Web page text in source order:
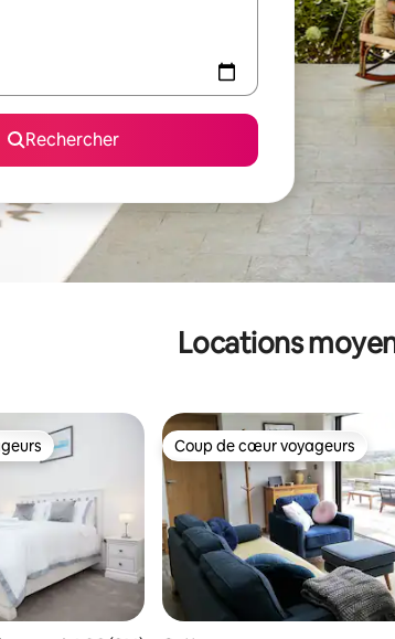
Rechercher
Locations
les plus appréciés Coup de cœur voyageurs
Coup de cœur voyageurs